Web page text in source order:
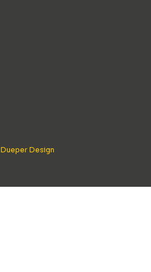
Dueper Design